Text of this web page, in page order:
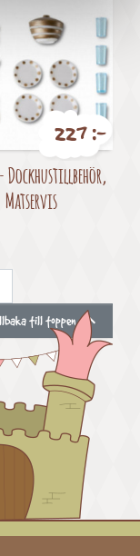
Pris
227 :-
Dockhustillbehör,
Matservis
till toppen